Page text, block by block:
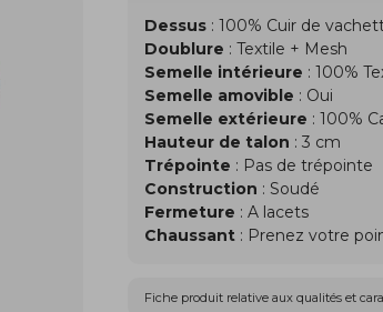
Dessus : 100% Cuir de
Doublure : Textile + Mesh
Semelle intérieure : 100%
Semelle amovible : Oui
Semelle extérieure : 100%
Hauteur de talon : 3 cm
Trépointe : Pas de trépointe
Construction : Soudé
Fermeture : A lacets
Chaussant : Prenez votre
Fiche produit relative aux qualités et